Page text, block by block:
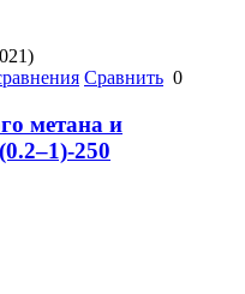
Сравнить 0
метана и
250